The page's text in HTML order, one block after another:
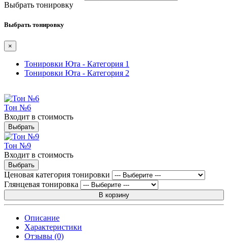
Выбрать тонировку
Выбрать тонировку
×
Тонировки Юта - Категория 1
Тонировки Юта - Категория 2
Тон №6
Входит в стоимость
Выбрать
Тон №9
Входит в стоимость
Выбрать
Ценовая категория тонировки
Глянцевая тонировка
В корзину
Описание
Характеристики
Отзывы (0)